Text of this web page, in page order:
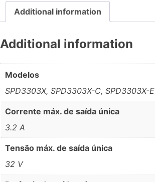
Additional information
Additional information
Modelos
SPD3303X, SPD3303X-C, SPD3303X-E
Corrente máx. de saída única
3.2 A
Tensão máx. de saída única
32 V